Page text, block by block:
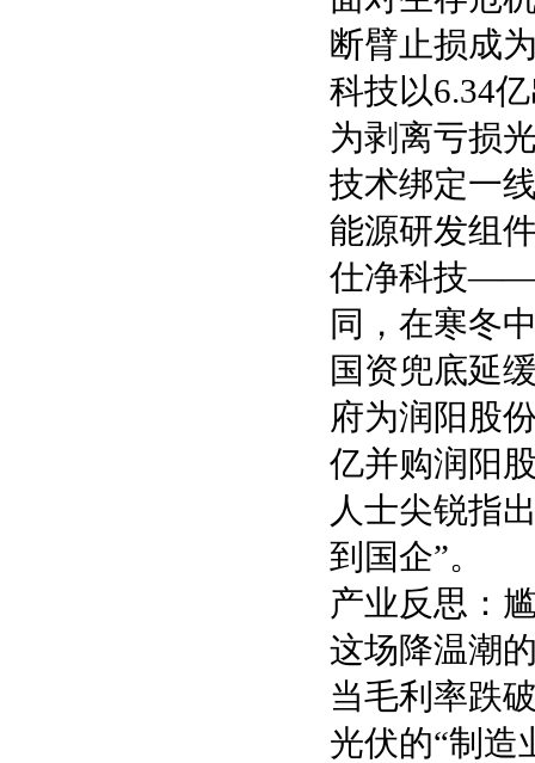
断臂止损成
科技以6.34
为剥离亏损
技术绑定一
能源研发组
仕净科技——
同，在寒冬
国资兜底延
府为润阳股
亿并购润阳
人士尖锐指
到国企”。
产业反思：
这场降温潮
当毛利率跌
光伏的“制造